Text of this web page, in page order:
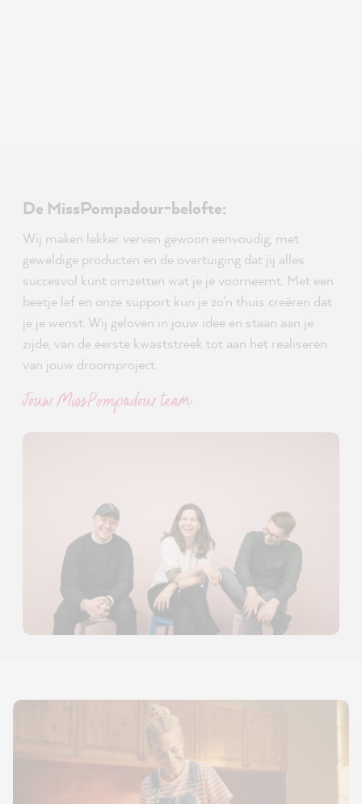
De MissPompadour-belofte:
Wij maken lekker verven gewoon eenvoudig, met
geweldige producten en de overtuiging dat jij alles
succesvol kunt omzetten wat je je voorneemt. Met een
beetje lef en onze support kun je zo'n thuis creëren dat
je je wenst. Wij geloven in jouw idee en staan aan je
zijde, van de eerste kwaststreek tot aan het realiseren
van jouw droomproject.
Jouw MissPompadour team